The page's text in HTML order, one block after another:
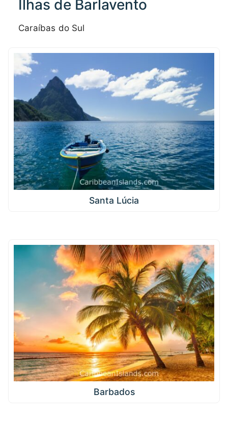
Ilhas de Barlavento
Caraíbas do Sul
Santa Lúcia
Barbados